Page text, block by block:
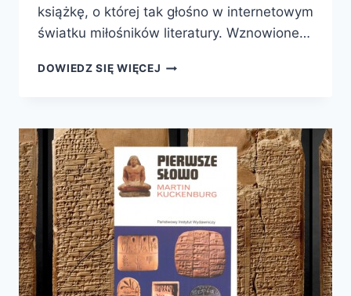
książkę, o której tak głośno w internetowym
światku miłośników literatury. Wznowione…
DOWIEDZ SIĘ WIĘCEJ NARODZINY